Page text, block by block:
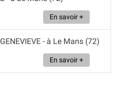
En savoir +
- à Le Mans (72)
En savoir +